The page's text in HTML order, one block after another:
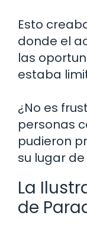
Esto
donde el
las
estaba
¿No es
personas
pudieron
su lugar
La
de